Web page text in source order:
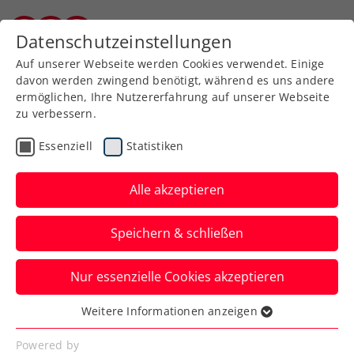
Zurück zur Newsübersicht
Turniere
Draper peilt nächsten
Titelcoup bei den Erste
Bank Open an
Drei weitere Sieger des Wiener
Tennishighlights sind ebenfalls beim ATP-
500-Turnier am Start.
Verfasst von: Presseaussendung / Redaktion, 03.07.2025
Datenschutzeinstellungen
Auf unserer Webseite werden Cookies verwendet. Einige
davon werden zwingend benötigt, während es uns andere
ermöglichen, Ihre Nutzererfahrung auf unserer Webseite
zu verbessern.
Essenziell Statistiken
Alle akzeptieren
Speichern & schließen
Nur essenzielle Cookies akzeptieren
Essenziell
Essenzielle Cookies werden für grundlegende
Weitere Informationen anzeigen
Powered by